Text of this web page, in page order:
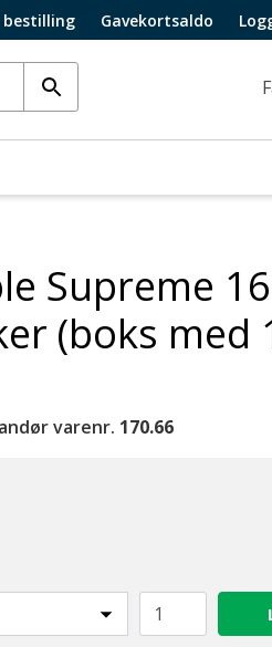
bestilling Gavekortsaldo
Supreme
(boks med
varenr. 170.66